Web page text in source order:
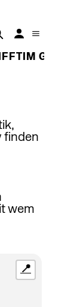
IM
finden
wem
📍